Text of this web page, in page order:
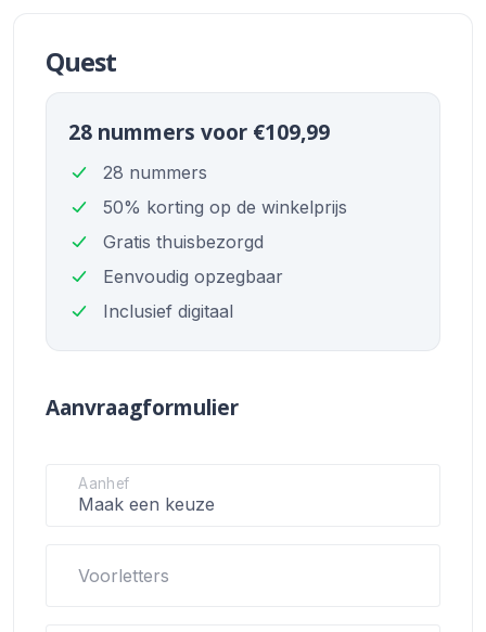
Quest
28 nummers voor €109,99
28 nummers
50% korting op de winkelprijs
Gratis thuisbezorgd
Eenvoudig opzegbaar
Inclusief digitaal
Aanvraagformulier
Aanhef
Voorletters